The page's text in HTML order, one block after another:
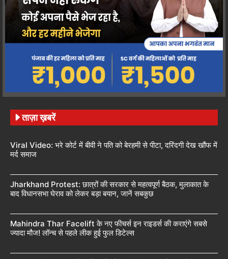
ताज़ा ख़बरें
Viral Video: भरे कोर्ट में बीवी ने पति को बेरहमी से पीटा, दरिंदगी देख खौंफ में
मर्द समाज
Jharkhand Protest: छात्रों की सरकार से महत्वपूर्ण बैठक, मुलाकात के
बाद विधानसभा घेराव को लेकर बड़ा बयान, जानें सबकुछ
Mahindra Thar Facelift के नए फीचर्स इन राइडर्स की कराएंगे सबसे
ज्यादा मौज! लॉन्च से पहले लीक हुई फुल डिटेल्स